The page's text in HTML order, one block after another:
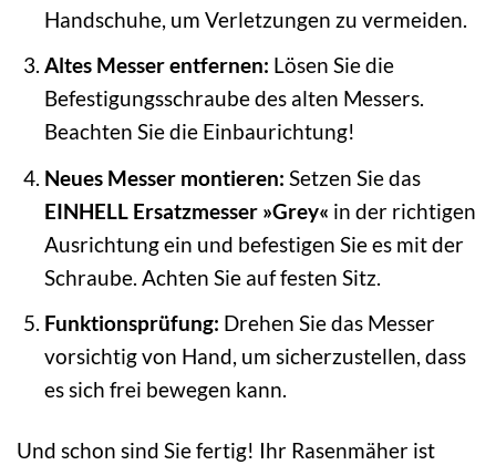
Handschuhe, um Verletzungen zu vermeiden.
Altes Messer entfernen: Lösen Sie die
Befestigungsschraube des alten Messers.
Beachten Sie die Einbaurichtung!
Neues Messer montieren: Setzen Sie das
EINHELL Ersatzmesser »Grey« in der richtigen
Ausrichtung ein und befestigen Sie es mit der
Schraube. Achten Sie auf festen Sitz.
Funktionsprüfung: Drehen Sie das Messer
vorsichtig von Hand, um sicherzustellen, dass
es sich frei bewegen kann.
Und schon sind Sie fertig! Ihr Rasenmäher ist